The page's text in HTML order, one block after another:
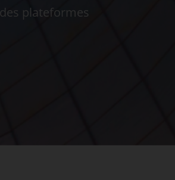
plateformes